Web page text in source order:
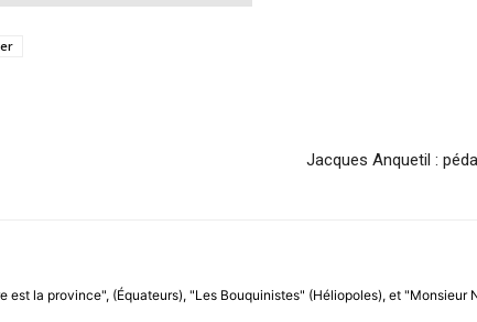
Jacques Anquetil :
la province", (Équateurs), "Les Bouquinistes" (Héliopoles), et "Monsieur